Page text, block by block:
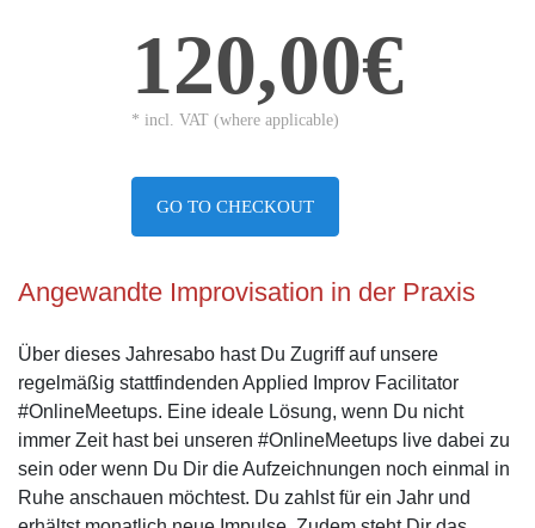
120,00€
* incl. VAT (where applicable)
GO TO CHECKOUT
Angewandte Improvisation in der Praxis
Über dieses Jahresabo hast Du Zugriff auf unsere
regelmäßig stattfindenden Applied Improv Facilitator
#OnlineMeetups. Eine ideale Lösung, wenn Du nicht
immer Zeit hast bei unseren #OnlineMeetups live dabei zu
sein oder wenn Du Dir die Aufzeichnungen noch einmal in
Ruhe anschauen möchtest. Du zahlst für ein Jahr und